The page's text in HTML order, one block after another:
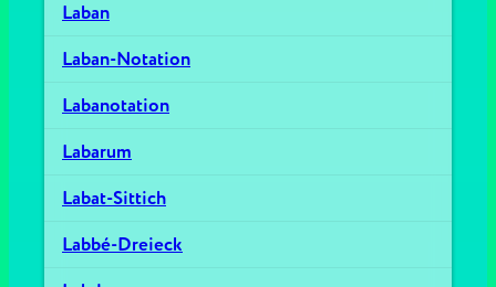
Laban
Laban-Notation
Labanotation
Labarum
Labat-Sittich
Labbé-Dreieck